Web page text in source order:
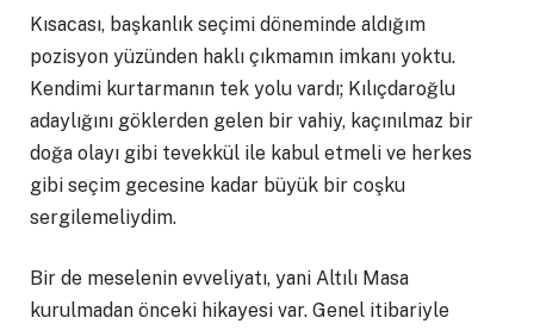
Kısacası, başkanlık seçimi döneminde aldığım
pozisyon yüzünden haklı çıkmamın imkanı yoktu.
Kendimi kurtarmanın tek yolu vardı; Kılıçdaroğlu
adaylığını göklerden gelen bir vahiy, kaçınılmaz bir
doğa olayı gibi tevekkül ile kabul etmeli ve herkes
gibi seçim gecesine kadar büyük bir coşku
sergilemeliydim.
Bir de meselenin evveliyatı, yani Altılı Masa
kurulmadan önceki hikayesi var. Genel itibariyle